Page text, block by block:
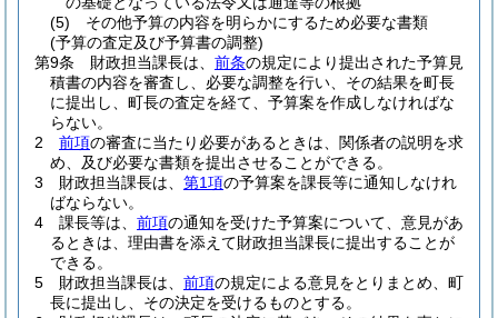
(5)
その他予算の内容を明らかにするため必要な書類
(予算の査定及び予算書の調整)
第9条
財政担当課長は、 前条の規定により提出された予算見
積書の内容を審査し、必要な調整を行い、その結果を町長
に提出し、町長の査定を経て、予算案を作成しなければな
らない。
2
前項の審査に当たり必要があるときは、関係者の説明を求
め、及び必要な書類を提出させることができる。
3
財政担当課長は、 第1項の予算案を課長等に通知しなけれ
ばならない。
4
課長等は、 前項の通知を受けた予算案について、意見があ
るときは、理由書を添えて財政担当課長に提出することが
できる。
5
財政担当課長は、 前項の規定による意見をとりまとめ、町
長に提出し、その決定を受けるものとする。